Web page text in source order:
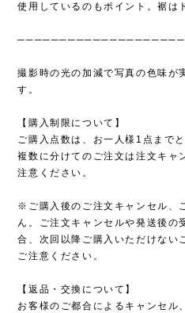
使用しているのもポイント。裾は
撮影時の光の加減で写真の色味が
す。
【購入制限について】
ご購入点数は、お一人様1点まで
複数に分けてのご注文は注文キャ
注意ください。
※ご購入後のご注文キャンセル、
ん。ご注文キャンセルや発送後の
合、次回以降ご購入いただけない
ご注意ください。
【返品・交換について】
お客様のご都合によるキャンセル